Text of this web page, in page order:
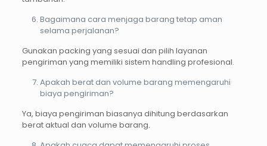
Bagaimana cara menjaga barang tetap aman
selama perjalanan?
Gunakan packing yang sesuai dan pilih layanan
pengiriman yang memiliki sistem handling profesional.
Apakah berat dan volume barang memengaruhi
biaya pengiriman?
Ya, biaya pengiriman biasanya dihitung berdasarkan
berat aktual dan volume barang.